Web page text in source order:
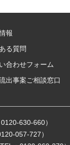
報
る質問
合わせフォーム
出事案ご相談窓口
630-660）
057-727）